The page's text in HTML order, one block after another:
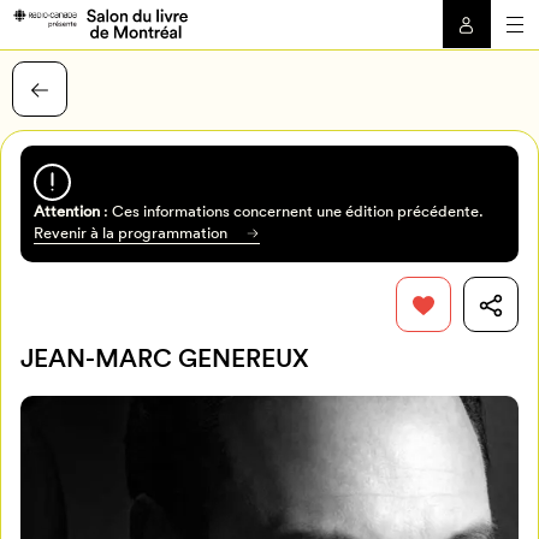
Attention: Ces informations concernent une édition précédente.
Revenir à la programmation
JEAN-MARC GENEREUX